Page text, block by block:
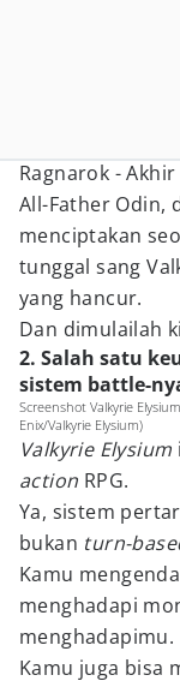
Ragnarok -
All-Father Odin,
menciptakan
tunggal sang
yang hancur.
Dan dimulailah
2. Salah satu
sistem battle-
Screenshot Valkyrie
Enix/Valkyrie Elysium)
Valkyrie Elysium
action RPG.
Ya, sistem
bukan turn-
Kamu
menghadapi
menghadapimu.
Kamu juga bisa